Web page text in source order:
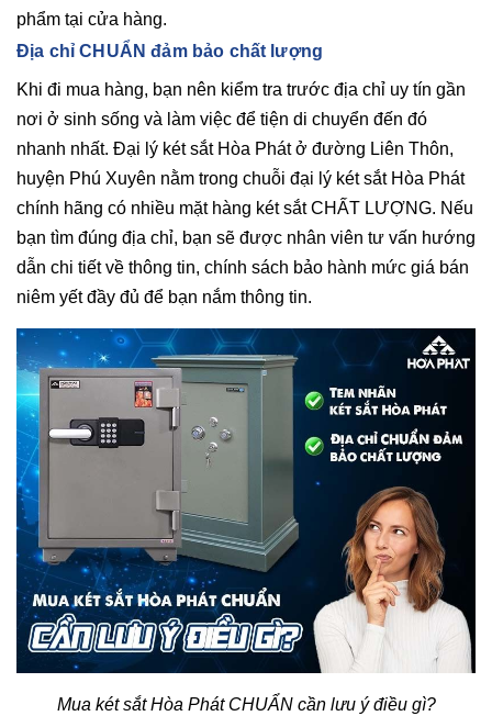
phẩm tại cửa hàng.
Địa chỉ CHUẨN đảm bảo chất lượng
Khi đi mua hàng, bạn nên kiểm tra trước địa chỉ uy tín gần
nơi ở sinh sống và làm việc để tiện di chuyển đến đó
nhanh nhất. Đại lý két sắt Hòa Phát ở đường Liên Thôn,
huyện Phú Xuyên nằm trong chuỗi đại lý két sắt Hòa Phát
chính hãng có nhiều mặt hàng két sắt CHẤT LƯỢNG. Nếu
bạn tìm đúng địa chỉ, bạn sẽ được nhân viên tư vấn hướng
dẫn chi tiết về thông tin, chính sách bảo hành mức giá bán
niêm yết đầy đủ để bạn nắm thông tin.
Mua két sắt Hòa Phát CHUẨN cần lưu ý điều gì?